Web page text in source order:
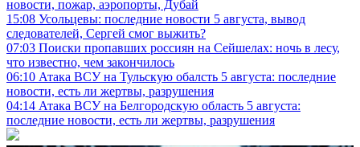
новости, пожар, аэропорты, Дубай
15:08 Усольцевы: последние новости 5 августа, вывод
следователей, Сергей смог выжить?
07:03 Поиски пропавших россиян на Сейшелах: ночь в лесу,
что известно, чем закончилось
06:10 Атака ВСУ на Тульскую обалсть 5 августа: последние
новости, есть ли жертвы, разрушения
04:14 Атака ВСУ на Белгородскую область 5 августа:
последние новости, есть ли жертвы, разрушения